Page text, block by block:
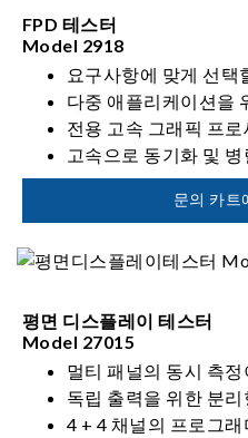
FPD 테스터
Model 2918
요구사항에 맞게 선택
다중 애플리케이션을
전용 고속 그래픽 프로
고속으로 동기화 및
레임
문의 카트
평면 디스플레이 테스터
Model 27015
멀티 패널의 동시 측
독립 출력을 위한 분
4 + 4 채널의 프로그